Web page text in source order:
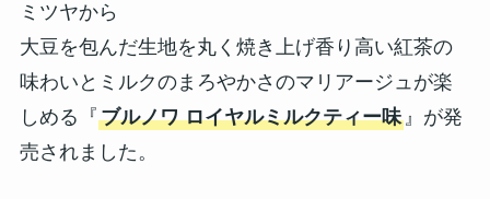
ミツヤから
大豆を包んだ生地を丸く焼き上げ香り高い紅茶の
味わいとミルクのまろやかさのマリアージュが楽
しめる『ブルノワ ロイヤルミルクティー味』が発
売されました。